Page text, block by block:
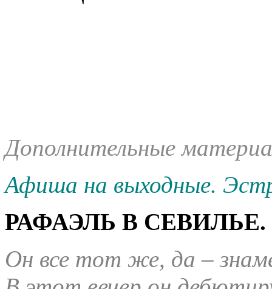
Дополнительные
Афиша на выходные.
РАФАЭЛЬ В СЕВИЛЬЕ.
Он все тот же, да –